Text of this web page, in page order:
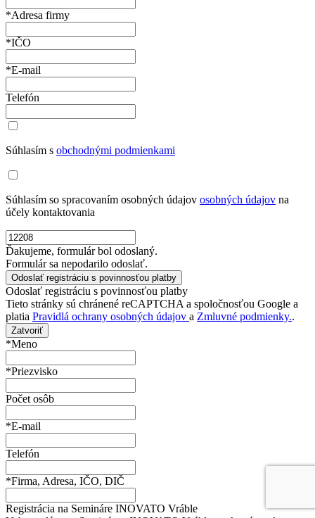
*Adresa firmy
*IČO
*E-mail
Telefón
Súhlasím s obchodnými podmienkami
Súhlasím so spracovaním osobných údajov osobných údajov na
účely kontaktovania
Ďakujeme, formulár bol odoslaný.
Formulár sa nepodarilo odoslať.
Odoslať registráciu s povinnosťou platby
Tieto stránky sú chránené reCAPTCHA a spoločnosťou Google a
platia Pravidlá ochrany osobných údajov a Zmluvné podmienky..
Zatvoriť
*Meno
*Priezvisko
Počet osôb
*E-mail
Telefón
*Firma, Adresa, IČO, DIČ
Registrácia na Semináre INOVATO Vráble